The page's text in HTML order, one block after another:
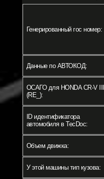
Генерированный гос номер:
Данные по АВТОКОД:
ОСАГО для HONDA CR-V III
(RE_):
ID идентификатора
автомобиля в TecDoc:
Объем движка:
У этой машины тип кузова: